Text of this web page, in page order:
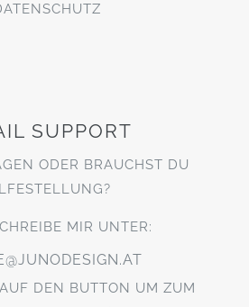
SUPPORT
ODER BRAUCHST DU
MIR UNTER:
DEN BUTTON UM ZUM